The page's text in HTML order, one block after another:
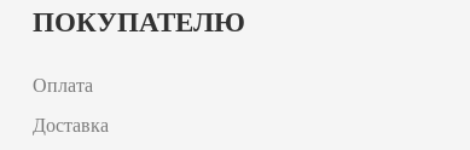
ПОКУПАТЕЛЮ
Оплата
Доставка